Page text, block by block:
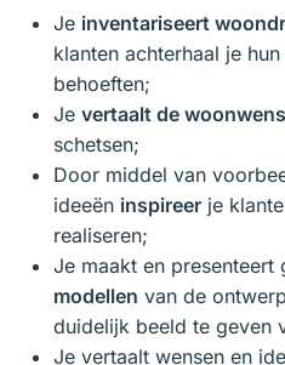
Je inventariseert
klanten achterhaal je
behoeften;
Je vertaalt de
schetsen;
Door middel van
ideeën inspireer je
realiseren;
Je maakt en presenteert
modellen van de
duidelijk beeld te geven
Je vertaalt wensen en